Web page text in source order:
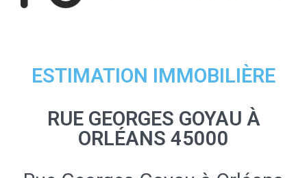
ESTIMATION IMMOBILIÈRE
RUE GEORGES GOYAU À
ORLÉANS 45000